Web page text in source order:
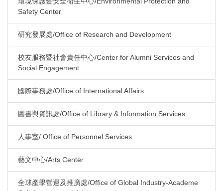
Safety Center
研究發展處/Office of Research and Development
校友服務暨社會責任中心/Center for Alumni Services and
Social Engagement
國際事務處/Office of International Affairs
圖書與資訊處/Office of Library & Information Services
人事室/ Office of Personnel Services
藝文中心/Arts Center
全球產學營運及推廣處/Office of Global Industry-Academe